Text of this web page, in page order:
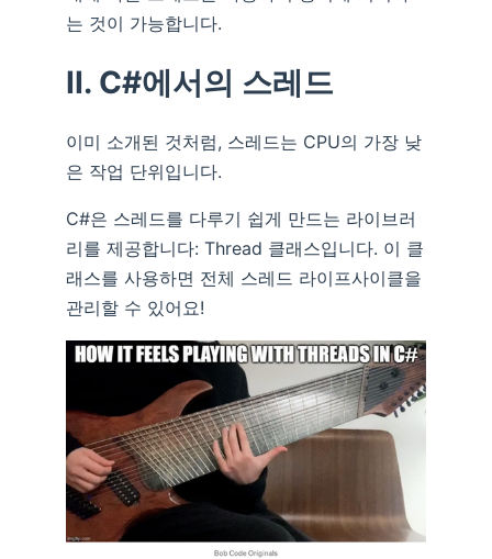
는 것이 가능합니다.
II. C#에서의 스레드
이미 소개된 것처럼, 스레드는 CPU의 가장 낮
은 작업 단위입니다.
C#은 스레드를 다루기 쉽게 만드는 라이브러
리를 제공합니다: Thread 클래스입니다. 이 클
래스를 사용하면 전체 스레드 라이프사이클을
관리할 수 있어요!